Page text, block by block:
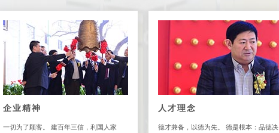
企业精神
一切为了顾客。 建百年三信，利国人家
人才理念
德才兼备，以德为先。 德是根本：品德决